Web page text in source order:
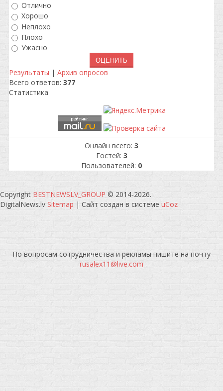
Отлично
Хорошо
Неплохо
Плохо
Ужасно
Результаты | Архив опросов
Всего ответов: 377
Статистика
Онлайн всего: 3
Гостей: 3
Пользователей: 0
Copyright BESTNEWSLV_GROUP © 2014-2026.
DigitalNews.lv Sitemap | Сайт создан в системе uCoz
По вопросам сотрудничества и рекламы пишите на почту
rusalex11@live.com